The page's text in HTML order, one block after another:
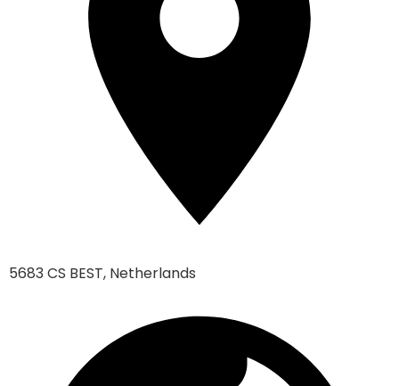
5683 CS BEST, Netherlands